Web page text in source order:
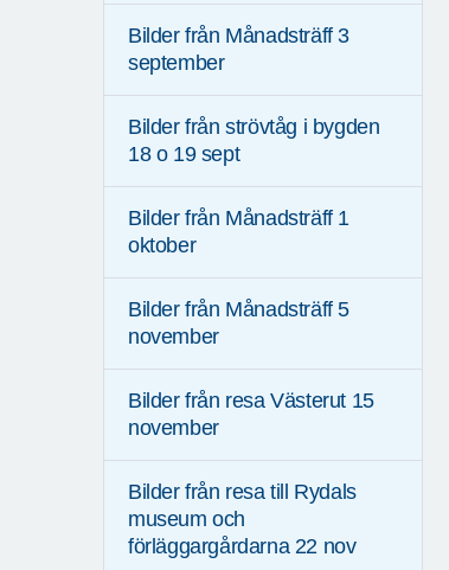
Bilder från Månadsträff 3
september
Bilder från strövtåg i bygden
18 o 19 sept
Bilder från Månadsträff 1
oktober
Bilder från Månadsträff 5
november
Bilder från resa Västerut 15
november
Bilder från resa till Rydals
museum och
förläggargårdarna 22 nov